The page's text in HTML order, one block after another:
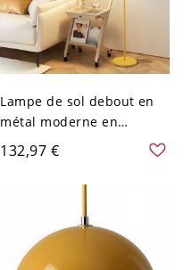
Lampe de sol debout en
métal moderne en
blanc/rouge/jaune/vert
avec abat-jour en forme
de bol - 110 V-120 V Jaune
132,97 €